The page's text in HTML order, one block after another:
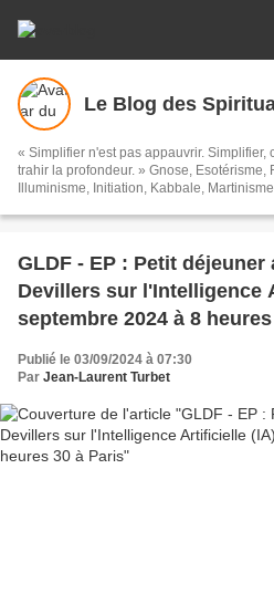
Le Blog des
« Simplifier n'est pas appauvrir.
trahir la profondeur. » Gnose,
Illuminisme, Initiation, Kabbale,
sortes de choses...
GLDF - EP : Petit déjeuner
Devillers sur l'Intelligence
septembre 2024 à 8
Publié le 03/09/2024 à 07:30
Par Jean-Laurent Turbet